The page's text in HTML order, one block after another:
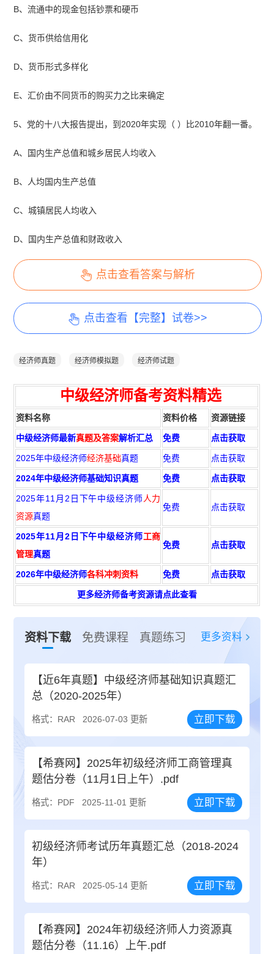
B、流通中的现金包括钞票和硬币
C、货币供给信用化
D、货币形式多样化
E、汇价由不同货币的购买力之比来确定
5、党的十八大报告提出，到2020年实现（ ）比2010年翻一番。
A、国内生产总值和城乡居民人均收入
B、人均国内生产总值
C、城镇居民人均收入
D、国内生产总值和财政收入
点击查看答案与解析
点击查看【完整】试卷>>
经济师真题 经济师模拟题 经济师试题
中级经济师备考资料精选
资料名称 资料价格 资源链接
中级经济师最新真题及答案解析汇总 免费 点击获取
2025年中级经济师经济基础真题 免费 点击获取
2024年中级经济师基础知识真题 免费 点击获取
2025年11月2日下午中级经济师人力
资源真题
免费 点击获取
2025年11月2日下午中级经济师工商
管理真题
免费 点击获取
2026年中级经济师各科冲刺资料 免费 点击获取
更多经济师备考资源请点此查看
资料下载 免费课程 真题练习 更多资料
【近6年真题】中级经济师基础知识真题汇
总（2020-2025年）
格式：RAR 2026-07-03 更新 立即下载
【希赛网】2025年初级经济师工商管理真
题估分卷（11月1日上午）.pdf
格式：PDF 2025-11-01 更新 立即下载
初级经济师考试历年真题汇总（2018-2024
年）
格式：RAR 2025-05-14 更新 立即下载
【希赛网】2024年初级经济师人力资源真
题估分卷（11.16）上午.pdf